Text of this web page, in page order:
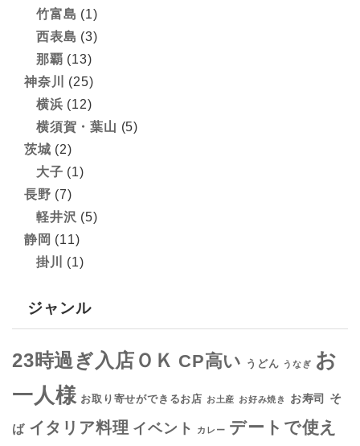
竹富島 (1)
西表島 (3)
那覇 (13)
神奈川
(25)
横浜 (12)
横須賀・葉山 (5)
茨城 (2)
大子 (1)
長野 (7)
軽井沢 (5)
静岡 (11)
掛川
(1)
ジャンル
23時過ぎ入店ＯＫ CP高い うどん うなぎ お
一人様 お取り寄せができるお店 お土産 お好み焼き お寿司 そ
ば イタリア料理 イベント カレー デートで使え